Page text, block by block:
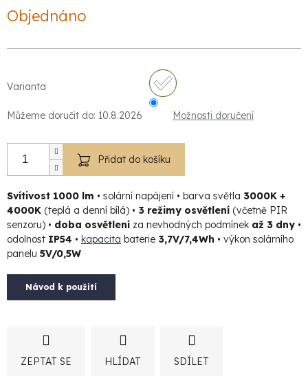
Objednáno
Varianta
Můžeme doručit do: 10.8.2026 Možnosti doručení
Přidat do košíku
Svítivost 1000 lm • solární napájení • barva světla 3000K +
4000K (teplá a denní bílá) • 3 režimy osvětlení (včetně PIR
senzoru) • doba osvětlení za nevhodných podmínek až 3 dny •
odolnost IP54 • kapacita baterie 3,7V/7,4Wh • výkon solárního
panelu 5V/0,5W
Návod k použití
ZEPTAT SE HLÍDAT SDÍLET